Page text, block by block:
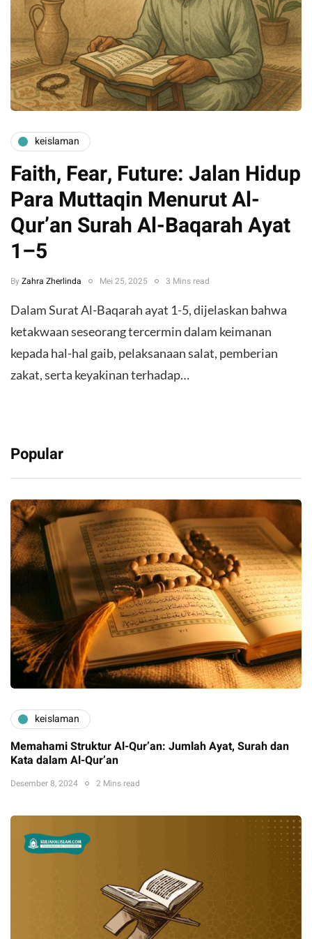
keislaman
Faith, Fear, Future: Jalan Hidup
Para Muttaqin Menurut Al-
Qur’an Surah Al-Baqarah Ayat
1–5
By Zahra Zherlinda Mei 25, 2025 3 Mins read
Dalam Surat Al-Baqarah ayat 1-5, dijelaskan bahwa
ketakwaan seseorang tercermin dalam keimanan
kepada hal-hal gaib, pelaksanaan salat, pemberian
zakat, serta keyakinan terhadap…
Popular
keislaman
Memahami Struktur Al-Qur’an: Jumlah Ayat, Surah dan
Kata dalam Al-Qur’an
Desember 8, 2024 2 Mins read